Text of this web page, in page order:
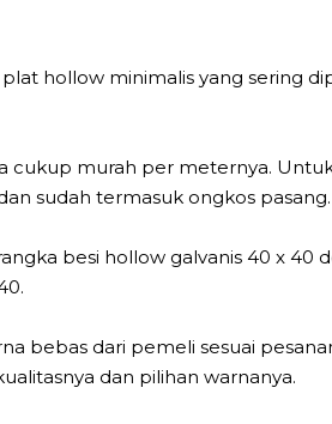
hollow minimalis yang sering
cukup murah per meternya.
sudah termasuk ongkos pasang.
besi hollow galvanis 40 x 40
bebas dari pemeli sesuai
dan pilihan warnanya.